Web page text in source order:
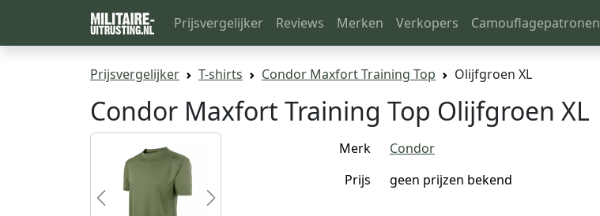
Prijsvergelijker Reviews Merken Verkopers Camouflagepatronen
Prijsvergelijker T-shirts Condor Maxfort Training Top Olijfgroen XL
Condor Maxfort Training Top Olijfgroen XL
Previous Next
Merk
Condor
Prijs
geen prijzen bekend